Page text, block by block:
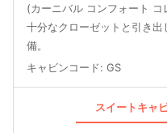
(カーニバル コンフォート コ
十分なクローゼットと引き
備。
キャビンコード: GS
スイートキャ